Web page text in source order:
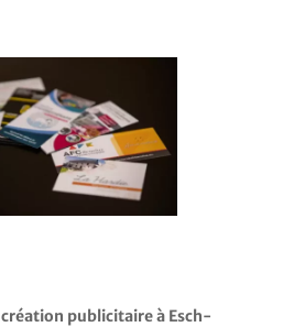
création publicitaire à Esch-